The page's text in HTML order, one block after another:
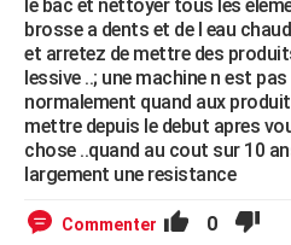
Bricolage
Lifestyle
Culture
Sport
Auto
Television
Voyage
Cinema
le bac et nettoyer tous les
brosse a dents et de l eau
et arretez de mettre des
lessive ..; une machine n est
normalement quand aux
mettre depuis le debut apres
chose ..quand au cout sur 10
largement une resistance
Commenter 0